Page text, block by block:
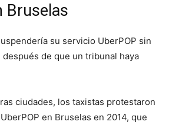
Bruselas
su servicio UberPOP sin
de que un tribunal haya
ciudades, los taxistas protestaron
en Bruselas en 2014, que